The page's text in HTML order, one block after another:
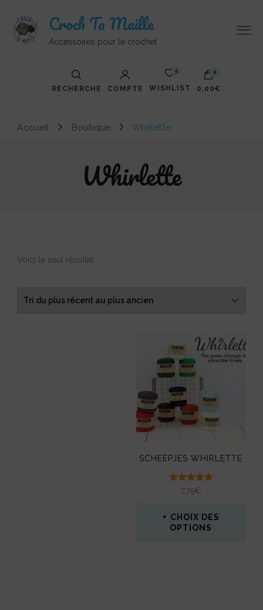
Croch Ta Maille
Accessoires pour le crochet
RECHERCHE COMPTE
0
WISHLIST
0
0,00€
Votre panier est vide.
Accueil Boutique Whirlette
Whirlette
Voici le seul résultat
SCHEEPJES WHIRLETTE
Note
5.00
7,75€
CHOIX DES
OPTIONS